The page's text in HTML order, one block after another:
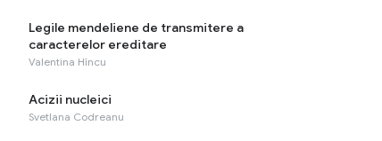
Legile mendeliene de transmitere a
caracterelor ereditare
Valentina Hîncu
Acizii nucleici
Svetlana Codreanu